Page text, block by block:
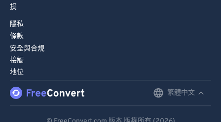
捐
隱私
條款
安全與合規
接觸
地位
繁體中文